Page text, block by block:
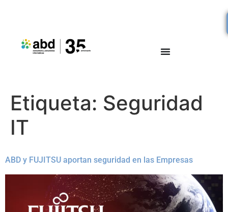
Etiqueta: Seguridad
IT
ABD y FUJITSU aportan seguridad en las Empresas